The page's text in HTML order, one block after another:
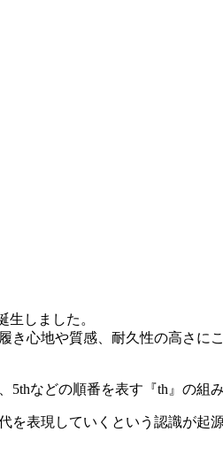
生しました。
き心地や質感、耐久性の高さ
5thなどの順番を表す『th』の
表現していくという認識が起